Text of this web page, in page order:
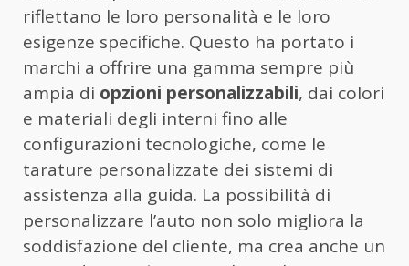
riflettano le loro personalità e le loro
esigenze specifiche. Questo ha portato i
marchi a offrire una gamma sempre più
ampia di opzioni personalizzabili, dai colori
e materiali degli interni fino alle
configurazioni tecnologiche, come le
tarature personalizzate dei sistemi di
assistenza alla guida. La possibilità di
personalizzare l’auto non solo migliora la
soddisfazione del cliente, ma crea anche un